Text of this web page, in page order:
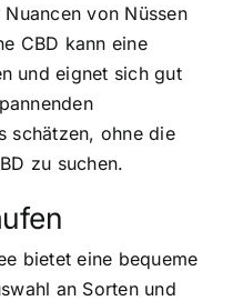
von Nüssen
CBD kann eine
und eignet sich gut
schätzen, ohne die
zu suchen.
bietet eine bequeme
an Sorten und